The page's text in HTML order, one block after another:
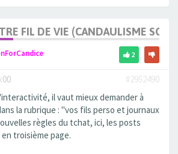
FIL DE VIE (CANDAULISME
2
#2952490
il vaut mieux demander à
la rubrique : "vos fils perso et journaux
règles du tchat, ici, les posts
troisième page.